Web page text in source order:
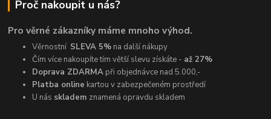
Proč nakoupit u nás?
Pro věrné zákazníky máme mnoho výhod.
Věrnostní SLEVA 5% na další nákupy
Čím více nakoupíte tím větší slevu získáte - až 27%
Doprava ZDARMA při objednávce nad 5.000,-
Platba online kartou v zabezpečeném prostředí
U nás skladem znamená opravdu skladem